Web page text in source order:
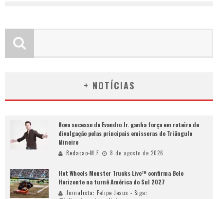
+ NOTÍCIAS
Novo sucesso de Evandro Jr. ganha força em roteiro de
divulgação pelas principais emissoras do Triângulo
Mineiro
Redacao-M.F 8 de agosto de 2026
Hot Wheels Monster Trucks Live™ confirma Belo
Horizonte na turnê América do Sul 2027
Jornalista: Felipe Jesus - Siga: